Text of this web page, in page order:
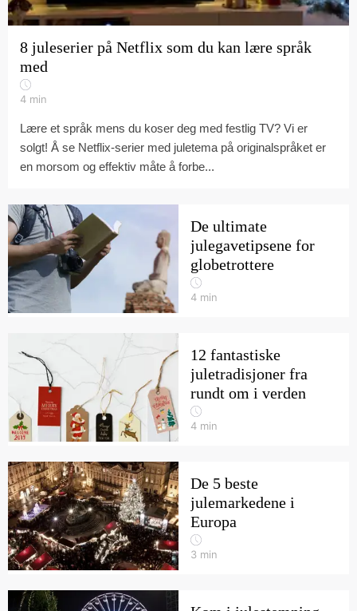
8 juleserier på Netflix som du kan lære språk
med
4 min
Lære et språk mens du koser deg med festlig TV? Vi er
solgt! Å se Netflix-serier med juletema på originalspråket er
en morsom og effektiv måte å forbe...
De ultimate
julegavetipsene for
globetrottere
4 min
12 fantastiske
juletradisjoner fra
rundt om i verden
4 min
De 5 beste
julemarkedene i
Europa
3 min